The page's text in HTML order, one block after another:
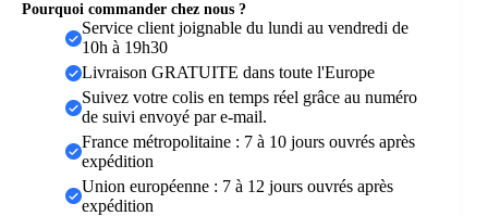
Pourquoi commander chez nous ?
Service client joignable du lundi au vendredi de
10h à 19h30
Livraison GRATUITE dans toute l'Europe
Suivez votre colis en temps réel grâce au numéro
de suivi envoyé par e-mail.
France métropolitaine : 7 à 10 jours ouvrés après
expédition
Union européenne : 7 à 12 jours ouvrés après
expédition